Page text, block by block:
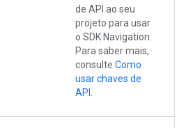
de API ao seu
projeto para usar
o SDK Navigation.
Para saber mais,
consulte Como
usar chaves de
API